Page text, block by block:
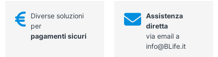
Diverse soluzioni
per
pagamenti sicuri
Assistenza
diretta
via email a
info@BLife.it